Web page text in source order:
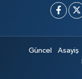
Güncel Asayiş